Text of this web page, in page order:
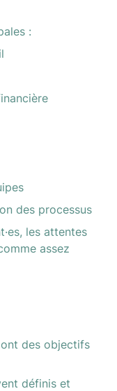
:
des processus
les attentes
assez
ont des objectifs
définis et